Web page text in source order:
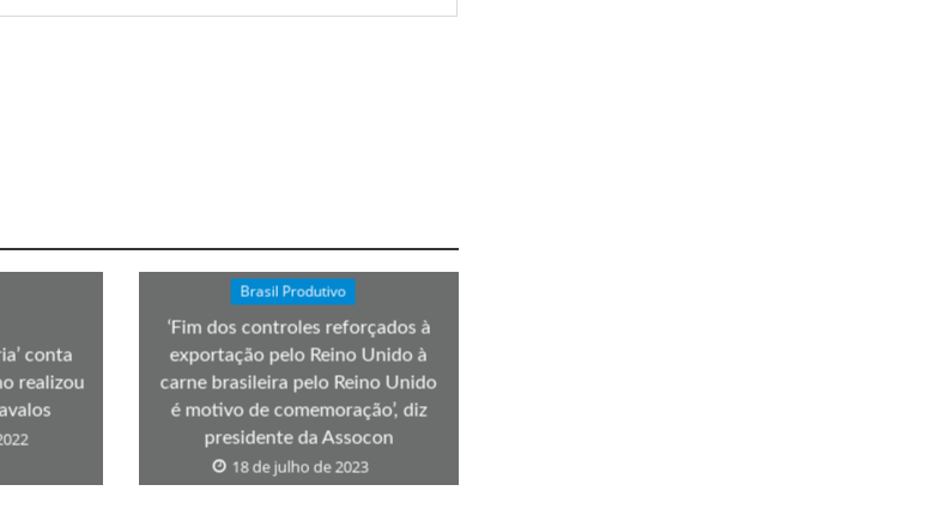
conta
realizou
Brasil Produtivo
‘Fim dos controles reforçados à
exportação pelo Reino Unido à
carne brasileira pelo Reino Unido
é motivo de comemoração’, diz
presidente da Assocon
18 de julho de 2023